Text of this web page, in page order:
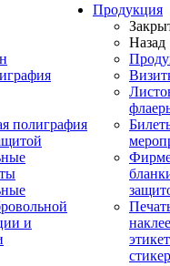
полиграфия
и
Продукция
Назад